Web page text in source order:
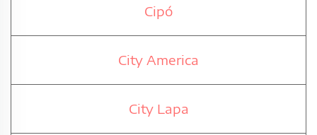
Cipó
City America
City Lapa